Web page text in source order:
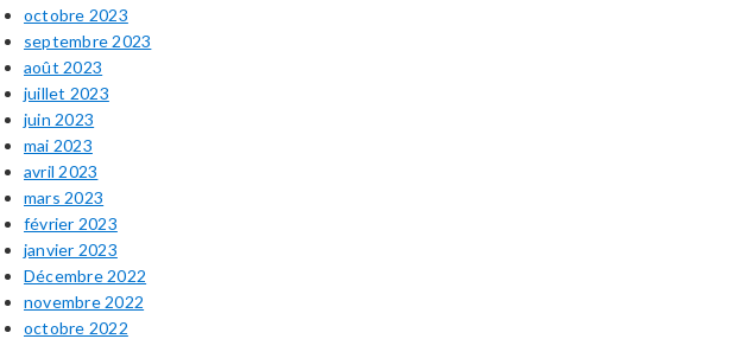
octobre 2023
septembre 2023
août 2023
juillet 2023
juin 2023
mai 2023
avril 2023
mars 2023
février 2023
janvier 2023
Décembre 2022
novembre 2022
octobre 2022